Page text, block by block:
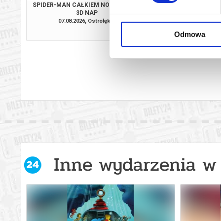
Odmowa
SPIDER-MAN CAŁKIEM NOWY DZIEŃ -
3D NAP
07.08.2026, Ostrołęka
ICE CREAM MAN
07.08.2026,
Inne wydarzenia